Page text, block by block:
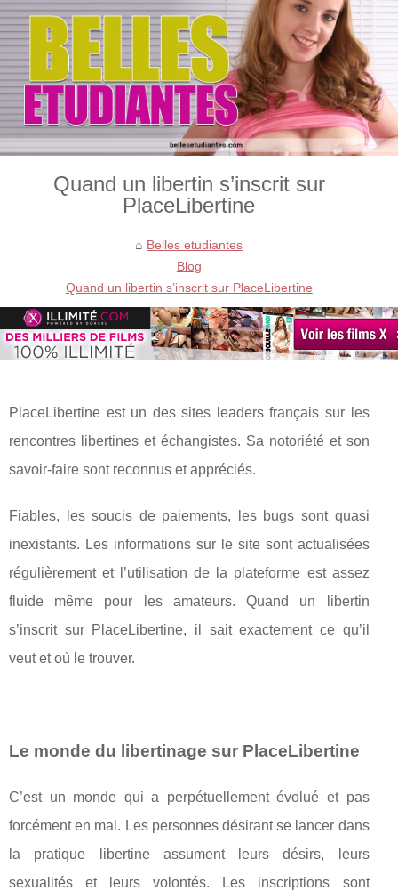
Quand un libertin s’inscrit sur
PlaceLibertine
Belles etudiantes
Blog
Quand un libertin s’inscrit sur PlaceLibertine
PlaceLibertine est un des sites leaders français sur les
rencontres libertines et échangistes. Sa notoriété et son
savoir-faire sont reconnus et appréciés.
Fiables, les soucis de paiements, les bugs sont quasi
inexistants. Les informations sur le site sont actualisées
régulièrement et l’utilisation de la plateforme est assez
fluide même pour les amateurs. Quand un libertin
s’inscrit sur PlaceLibertine, il sait exactement ce qu’il
veut et où le trouver.
Le monde du libertinage sur PlaceLibertine
C’est un monde qui a perpétuellement évolué et pas
forcément en mal. Les personnes désirant se lancer dans
la pratique libertine assument leurs désirs, leurs
sexualités et leurs volontés. Les inscriptions sont